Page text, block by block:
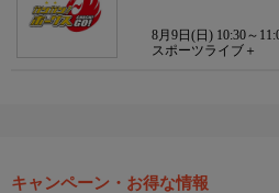
8月9日(日) 10:30～
スポーツライブ＋
キャンペーン・お得な情報